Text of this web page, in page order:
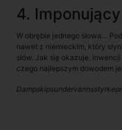
4.
W obrębie jednego słowa…
nawet z niemieckim, który
słów. Jak się okazuje,
czego najlepszym dowodem